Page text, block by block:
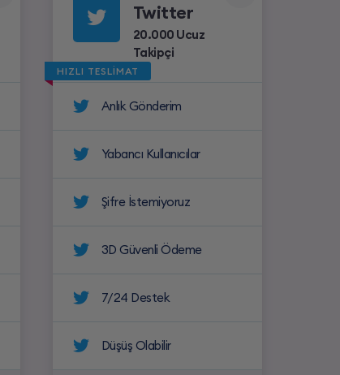
Twitter
20.000 Ucuz
Takipçi
HIZLI TESLİMAT
Anlık Gönderim
Yabancı Kullanıcılar
Şifre İstemiyoruz
3D Güvenli Ödeme
7/24 Destek
Düşüş Olabilir